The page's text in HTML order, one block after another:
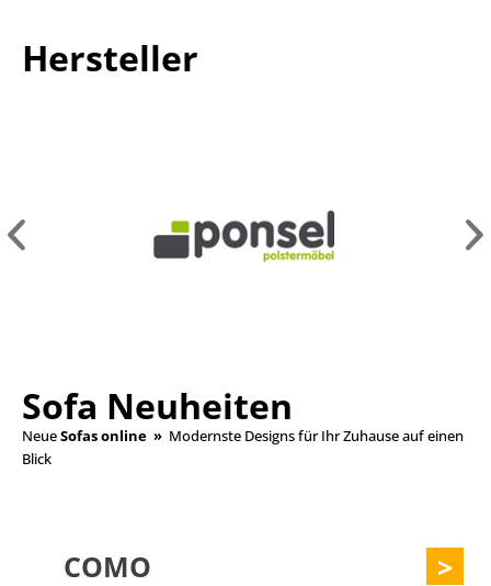
Hersteller
Sofa Neuheiten
NeueSofas online » Modernste Designs für Ihr Zuhause auf einen
Blick
COMO >